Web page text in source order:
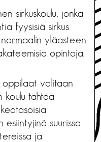
sirkuskoulu, jonka
fyysisiä sirkus
yläasteen
opintoja.
oppilaat valitaan
koulu tähtää
suurissa
ja